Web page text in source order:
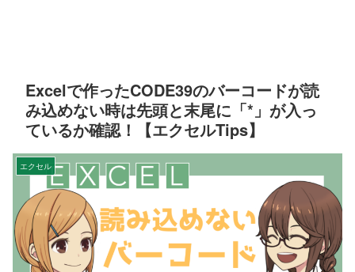
Excelで作ったCODE39のバーコードが読
み込めない時は先頭と末尾に「*」が入っ
ているか確認！【エクセルTips】
エクセル